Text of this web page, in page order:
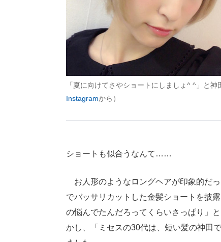
「夏に向けてさやショートにしましょ^ ^」と神
Instagramから）
ショートも似合うなんて……
お人形のようなロングヘアが印象的だ
でバッサリカットした金髪ショートを披
の悩んでたんだろってくらいさっぱり」
かし、「ミセスの30代は、短い髪の神田